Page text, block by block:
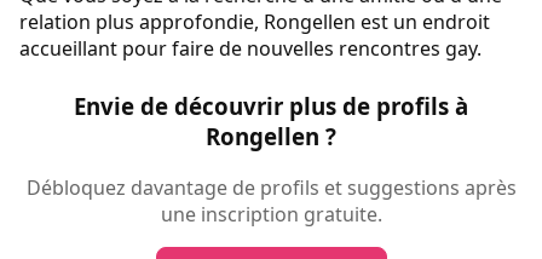
relation plus approfondie, Rongellen est un endroit
accueillant pour faire de nouvelles rencontres gay.
Envie de découvrir plus de profils à
Rongellen ?
Débloquez davantage de profils et suggestions après
une inscription gratuite.